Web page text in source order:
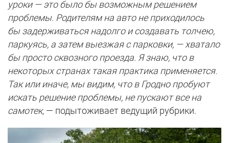
уроки — это было бы возможным решением
проблемы. Родителям на авто не приходилось
бы задерживаться надолго и создавать толчею,
паркуясь, а затем выезжая с парковки, — хватало
бы просто сквозного проезда. Я знаю, что в
некоторых странах такая практика применяется.
Так или иначе, мы видим, что в Гродно пробуют
искать решение проблемы, не пускают все на
самотек, — подытоживает ведущий рубрики.